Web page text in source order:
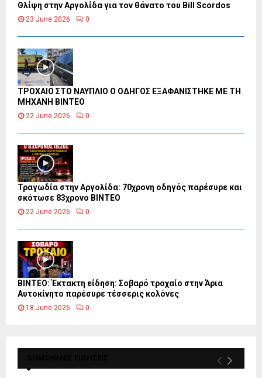
Θλίψη στην Αργολίδα για τον θάνατο του Bill Scordos
23 June 2026 0
ΤΡΟΧΑΙΟ ΣΤΟ ΝΑΥΠΛΙΟ Ο ΟΔΗΓΟΣ ΕΞΑΦΑΝΙΣΤΗΚΕ ΜΕ ΤΗ
ΜΗΧΑΝΗ ΒΙΝΤΕΟ
22 June 2026 0
Τραγωδία στην Αργολίδα: 70χρονη οδηγός παρέσυρε και
σκότωσε 83χρονο ΒΙΝΤΕΟ
22 June 2026 0
ΒΙΝΤΕΟ: Έκτακτη είδηση: Σοβαρό τροχαίο στην Άρια
Αυτοκίνητο παρέσυρε τέσσερις κολόνες
18 June 2026 0